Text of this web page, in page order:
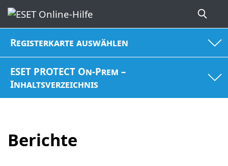
Registerkarte auswählen
ESET PROTECT On-Prem –
Inhaltsverzeichnis
Berichte